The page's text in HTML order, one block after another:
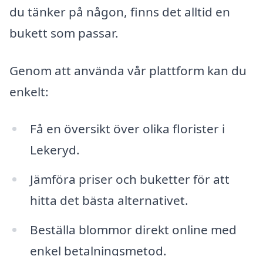
du tänker på någon, finns det alltid en
bukett som passar.
Genom att använda vår plattform kan du
enkelt:
Få en översikt över olika florister i
Lekeryd.
Jämföra priser och buketter för att
hitta det bästa alternativet.
Beställa blommor direkt online med
enkel betalningsmetod.